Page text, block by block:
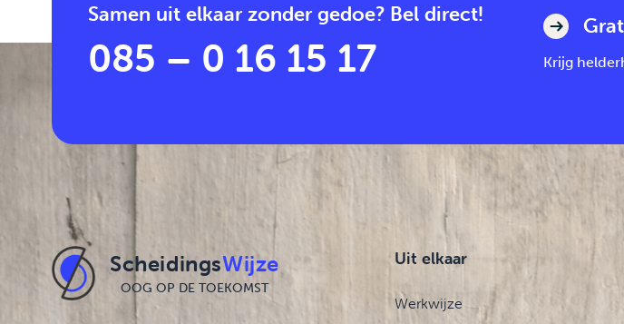
Samen uit elkaar zonder gedoe? Bel direct!
085 – 0 16 15 17 Krijg
ScheidingsWijze
OOG OP DE TOEKOMST
Uit elkaar
Werkwijze